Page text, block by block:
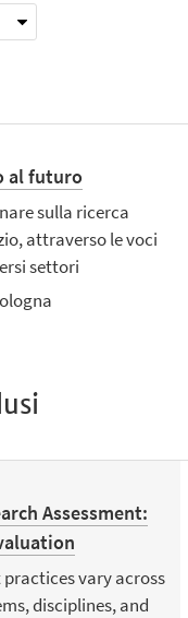
al futuro
sulla ricerca
attraverso le voci
settori
Assessment:
vary across
disciplines, and